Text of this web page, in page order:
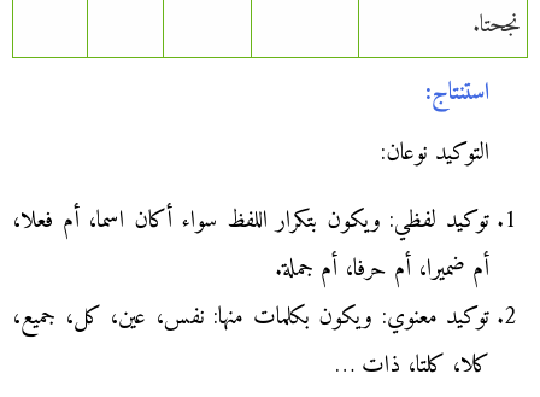
نجحتا.
استنتاج:
التوكيد نوعان:
توكيد لفظي: ويكون بتكرار اللفظ سواء أكان اسما، أم فعلا،
أم ضميرا، أم حرفا، أم جملة.
توكيد معنوي: ويكون بكلمات منها: نفس، عين، كل، جميع،
كلا، كلتا، ذات …